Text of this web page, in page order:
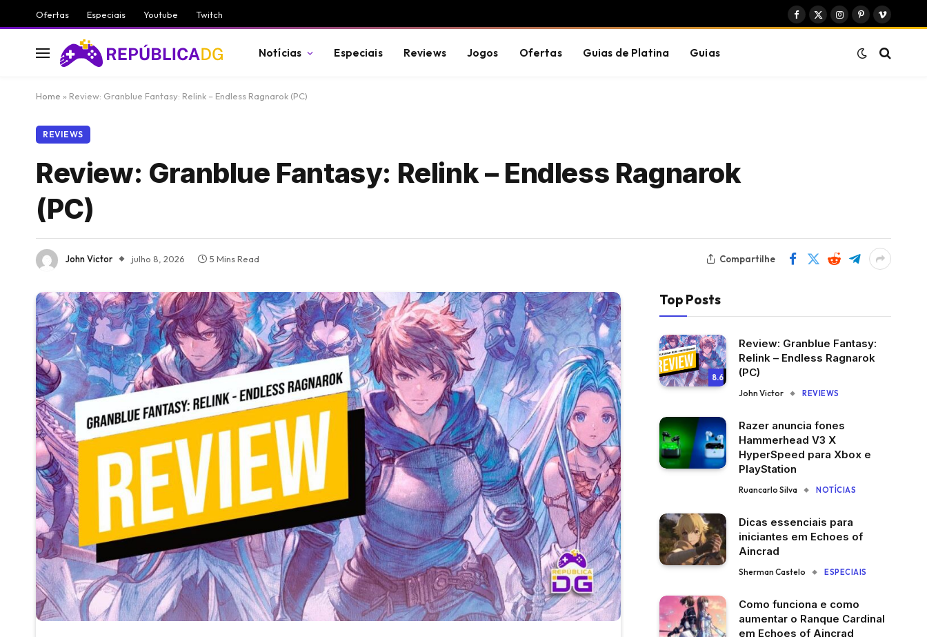
Ofertas Especiais Youtube Twitch
Facebook
X
Instagram
PinterestVimeo
Notícias Especiais Reviews Jogos Ofertas Guias de Platina Guias
Home » Review: Granblue Fantasy: Relink – Endless Ragnarok (PC)
REVIEWS
Review: Granblue Fantasy: Relink – Endless Ragnarok
(PC)
John Victor julho 8, 2026 5 Mins Read Compartilhe
Top Posts
8.6
Review: Granblue Fantasy:
Relink – Endless Ragnarok
(PC)
John Victor REVIEWS
Razer anuncia fones
Hammerhead V3 X
HyperSpeed para Xbox e
PlayStation
Ruancarlo Silva NOTÍCIAS
Dicas essenciais para
iniciantes em Echoes of
Aincrad
Sherman Castelo ESPECIAIS
Como funciona e como
aumentar o Ranque Cardinal
em Echoes of Aincrad